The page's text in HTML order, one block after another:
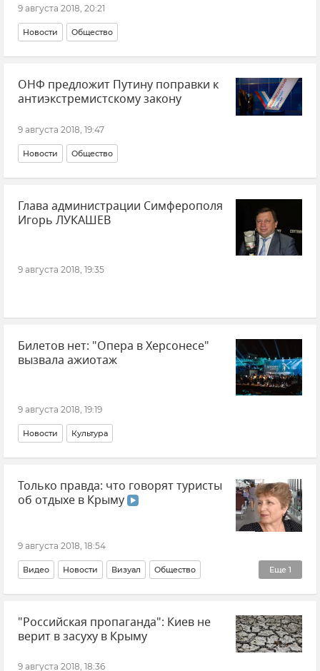
9 августа 2018, 20:21
Новости Общество
ОНФ предложит Путину поправки к
антиэкстремистскому закону
9 августа 2018, 19:47
Новости Общество
Глава администрации Симферополя
Игорь ЛУКАШЕВ
9 августа 2018, 19:35
Билетов нет: "Опера в Херсонесе"
вызвала ажиотаж
9 августа 2018, 19:19
Новости Культура
Только правда: что говорят туристы
об отдыхе в Крыму
9 августа 2018, 18:54
Еще 1
Видео Новости Визуал Общество
Курортный сезон-2018 в Крыму
"Российская пропаганда": Киев не
верит в засуху в Крыму
9 августа 2018, 18:36